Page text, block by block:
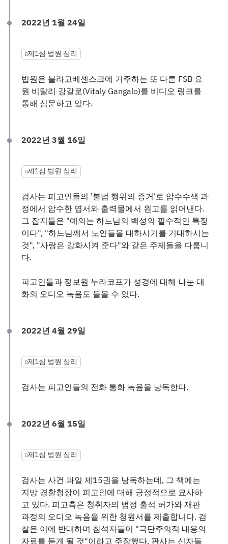
2022년 1월 24일
제1심 법원 심리
법원은 블라고베셴스크에 거주하는 또 다른 FSB 요
원 비탈리 강갈로(Vitaly Gangalo)를 비디오 링크를
통해 심문하고 있다.
2022년 3월 16일
제1심 법원 심리
검사는 피고인들의 '불법 행위의 증거'로 압수수색 과
정에서 압수한 엽서와 출력물에서 원고를 읽어낸다.
그 잡지들은 "예의는 하느님의 백성의 필수적인 특징
이다", "하느님께서 노인들을 대하시기를 기대하시는
것", "사랑은 강화시켜 준다"와 같은 주제들을 다룹니
다.
피고인들과 정보원 누라코프가 성경에 대해 나눈 대
화의 오디오 녹음도 들을 수 있다.
2022년 4월 29일
제1심 법원 심리
검사는 피고인들의 전화 통화 녹음을 낭독한다.
2022년 6월 15일
제1심 법원 심리
검사는 사건 파일 제15권을 낭독하는데, 그 책에는
지방 경찰청장이 피고인에 대해 긍정적으로 묘사하
고 있다. 피고측은 청취자의 법정 출석 허가와 재판
과정의 오디오 녹음을 위한 청원서를 제출합니다. 검
찰은 이에 반대하며 참석자들이 "극단주의적 내용의
자료를 듣게 될 것"이라고 주장했다. 판사는 신자들